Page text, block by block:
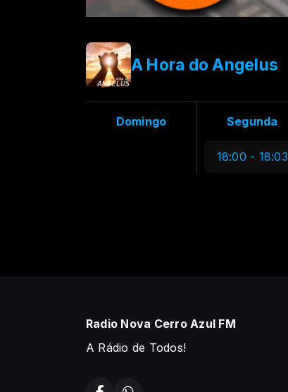
A Hora do Angelus
Domingo Segunda
18:00 - 18:03
Radio Nova Cerro Azul FM
A Rádio de Todos!